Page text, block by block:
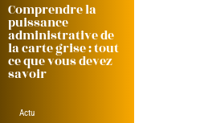
Comprendre la
puissance
administrative de
la carte grise : tout
ce que vous devez
savoir
Actu